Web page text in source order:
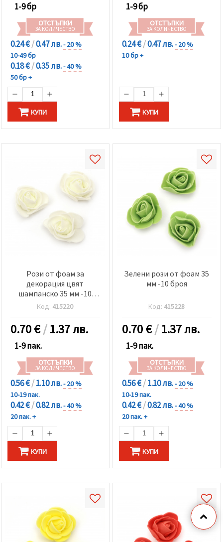
1-9 бр
ОТСТЪПКИ
ЗА КОЛИЧЕСТВО
0.24 €/0.47 лв.- 20 %
10-49 бр
0.18 €/0.35 лв.- 40 %
50 бр +
КУПИ
1-9 бр
ОТСТЪПКИ
ЗА КОЛИЧЕСТВО
0.24 €/0.47 лв.- 20 %
10 бр +
КУПИ
Рози от фоам за
декорация цвят
шампанско 35 мм -10
броя
Код: 415220
0.70€/1.37 лв.
1-9 пак.
ОТСТЪПКИ
ЗА КОЛИЧЕСТВО
0.56 €/1.10 лв.- 20 %
10-19 пак.
0.42 €/0.82 лв.- 40 %
20 пак. +
КУПИ
Зелени рози от фоам 35
мм -10 броя
Код: 415228
0.70€/1.37 лв.
1-9 пак.
ОТСТЪПКИ
ЗА КОЛИЧЕСТВО
0.56 €/1.10 лв.- 20 %
10-19 пак.
0.42 €/0.82 лв.- 40 %
20 пак. +
КУПИ